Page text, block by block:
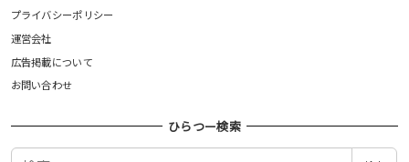
プライバシーポリシー
運営会社
広告掲載について
お問い合わせ
ひらつー検索
検